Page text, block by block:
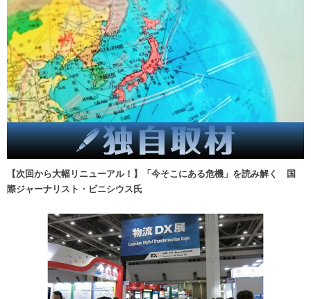
【次回から大幅リニューアル！】「今そこにある危機」を読み解く 国
際ジャーナリスト・ビニシウス氏